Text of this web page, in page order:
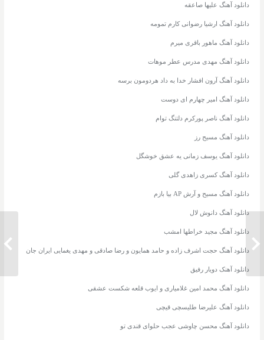
دانلود آهنگ علیها صاعقه
دانلود آهنگ ارشیا رضوانی کارم تمومه
دانلود آهنگ ماهور باقری میرم
دانلود آهنگ مهدی مدرس عطر موهات
دانلود آهنگ آرون افشار خدا به داد هردومون برسه
دانلود آهنگ امیر چهارم ای دوست
دانلود آهنگ ناصر پورکرم دلتنگ توام
دانلود آهنگ مسیح رز
دانلود آهنگ یوسف زمانی یه عشق خوشگل
دانلود آهنگ کسری زاهدی گلی
دانلود آهنگ مسیح و آرش AP بیا بازم
دانلود آهنگ دانوش لال
دانلود آهنگ مجید خراطها امشب
دانلود آهنگ حجت اشرف زاده و حامد همایون و رضا صادقی و مهدی یغمایی ایران جان
دانلود آهنک دویار رفیق
دانلود آهنگ محمد امین غلامیاری و ایوب قلعه شکست عشقی
دانلود آهنگ علیرضا طلیسچی قیچی
دانلود آهنگ محسن چاوشی عجب حلوای قندی تو